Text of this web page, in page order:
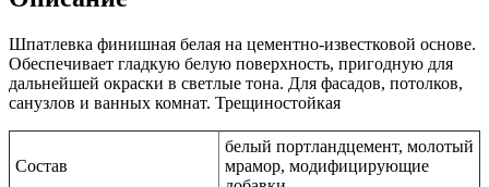
Шпатлевка финишная белая на цементно-известковой основе.
Обеспечивает гладкую белую поверхность, пригодную для
дальнейшей окраски в светлые тона. Для фасадов, потолков,
санузлов и ванных комнат. Трещиностойкая
Состав
белый портландцемент, молотый
мрамор, модифицирующие